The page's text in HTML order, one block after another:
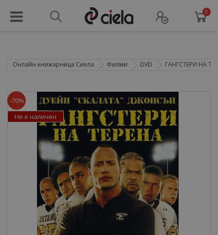
0
Онлайн книжарница Сиела Филми DVD ГАНГСТЕРИ НА
-70%
Не е наличен